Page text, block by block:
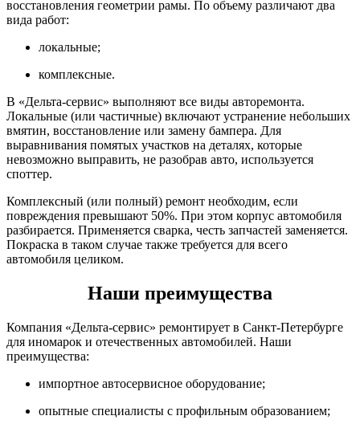
восстановления геометрии рамы. По объему различают два
вида работ:
локальные;
комплексные.
В «Дельта-сервис» выполняют все виды авторемонта.
Локальные (или частичные) включают устранение небольших
вмятин, восстановление или замену бампера. Для
выравнивания помятых участков на деталях, которые
невозможно выправить, не разобрав авто, используется
споттер.
Комплексный (или полный) ремонт необходим, если
повреждения превышают 50%. При этом корпус автомобиля
разбирается. Применяется сварка, честь запчастей заменяется.
Покраска в таком случае также требуется для всего
автомобиля целиком.
Наши преимущества
Компания «Дельта-сервис» ремонтирует в Санкт-Петербурге
для иномарок и отечественных автомобилей. Наши
преимущества:
импортное автосервисное оборудование;
опытные специалисты с профильным образованием;